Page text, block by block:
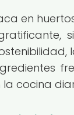
en
cocina